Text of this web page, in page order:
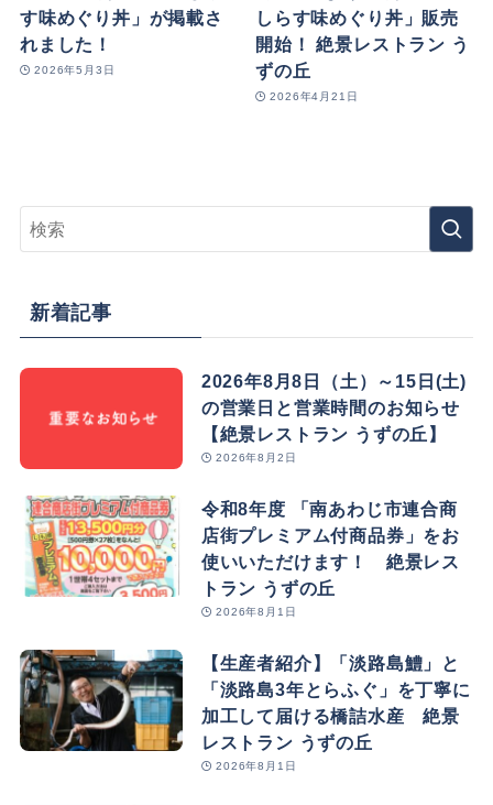
す味めぐり丼」が掲載さ
れました！
2026年5月3日
しらす味めぐり丼」販売
開始！ 絶景レストラン う
ずの丘
2026年4月21日
新着記事
2026年8月8日（土）～15日(土)
の営業日と営業時間のお知らせ
【絶景レストラン うずの丘】
2026年8月2日
令和8年度 「南あわじ市連合商
店街プレミアム付商品券」をお
使いいただけます！ 絶景レス
トラン うずの丘
2026年8月1日
【生産者紹介】「淡路島鱧」と
「淡路島3年とらふぐ」を丁寧に
加工して届ける橋詰水産 絶景
レストラン うずの丘
2026年8月1日